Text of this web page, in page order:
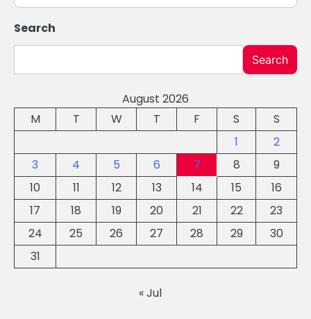
Search
Search
August 2026
M
T W T F S
S
1
2
3
4 5 6 7 8
9
10
11 12 13 14 15
16
17
18 19 20 21 22
23
24
25 26 27 28 29
30
31
« Jul